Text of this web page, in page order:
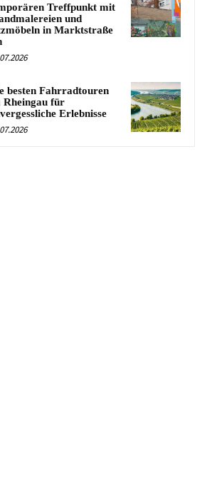
Treffpunkt mit
und
in Marktstraße
besten Fahrradtouren
Rheingau für
Erlebnisse